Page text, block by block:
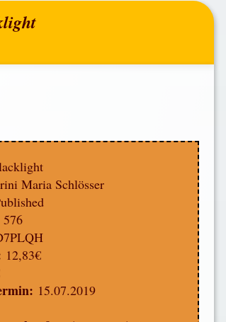
Maria Schlösser
576
12,83€
15.07.2019